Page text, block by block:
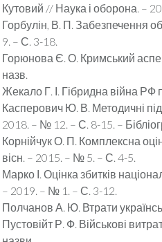
Кутовий // Наука і оборона. –
Горбулін, В. П. Забезпечення
9. – С. 3-18.
Горюнова Є. О. Кримський
назв.
Жекало Г. І. Гібридна війна РФ
Касперович Ю. В. Методичні
2018. – № 12. – С. 8-15. –
Корнійчук О. П. Комплексна
вісн. – 2015. – № 5. – С. 4-5.
Марко І. Оцінка збитків
– 2019. – № 1. – С. 3-12.
Полчанов А. Ю. Втрати
Пустовійт Р. Ф. Військові